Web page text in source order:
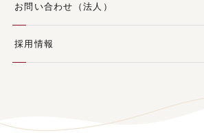
お問い合わせ（法人）
採用情報